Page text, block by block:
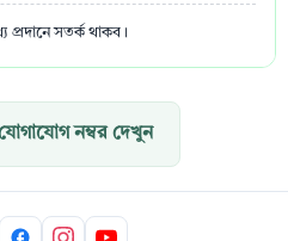
সতর্ক থাকব।
নম্বর দেখুন